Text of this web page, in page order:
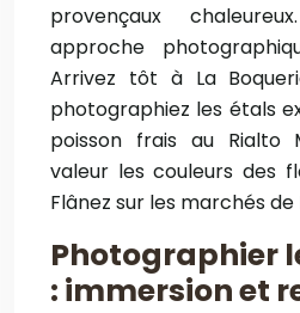
provençaux
approche
Arrivez tôt à La
photographiez les étals
poisson frais au Rialto
valeur les couleurs des
Flânez sur les marchés
Photographier
: immersion et